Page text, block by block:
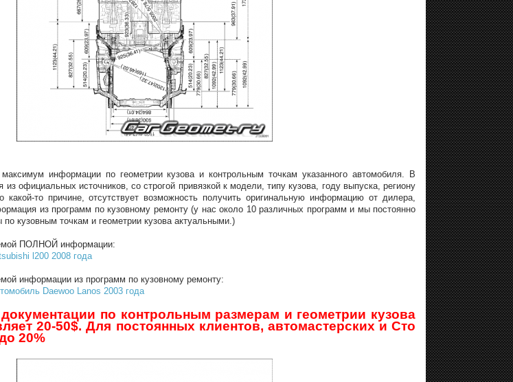
информации по геометрии кузова и контрольным точкам указанного автомобиля. В
официальных источников, со строгой привязкой к модели, типу кузова, году выпуска, региону
то причине, отсутствует возможность получить оригинальную информацию от дилера,
из программ по кузовному ремонту (у нас около 10 различных программ и мы постоянно
кузовным точкам и геометрии кузова актуальными.)
ПОЛНОЙ информации:
l200 2008 года
информации из программ по кузовному ремонту:
Daewoo Lanos 2003 года
по контрольным размерам и геометрии кузова
20-50$. Для постоянных клиентов, автомастерских и Сто
20%